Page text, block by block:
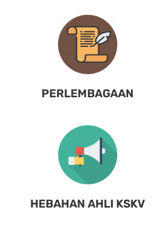
PERLEMBAGAAN
HEBAHAN AHLI KSKV